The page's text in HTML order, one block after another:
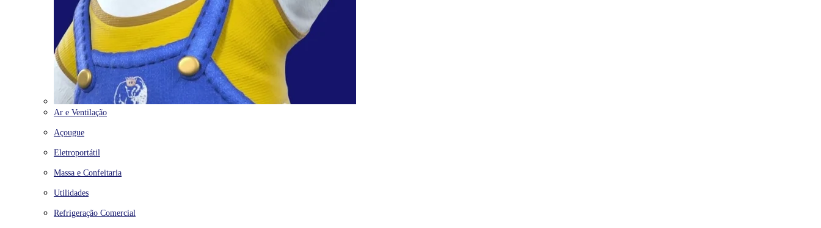
Ar e Ventilação
Açougue
Eletroportátil
Massa e Confeitaria
Utilidades
Refrigeração Comercial